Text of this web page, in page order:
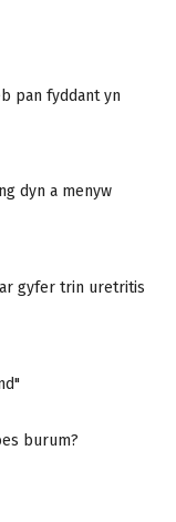
pan fyddant yn
dyn a menyw
gyfer trin uretritis
burum?